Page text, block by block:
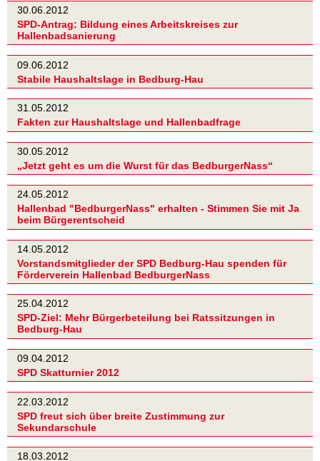
30.06.2012
SPD-Antrag: Bildung eines Arbeitskreises zur
Hallenbadsanierung
09.06.2012
Stabile Haushaltslage in Bedburg-Hau
31.05.2012
Fakten zur Haushaltslage und Hallenbadfrage
30.05.2012
„Jetzt geht es um die Wurst für das BedburgerNass“
24.05.2012
Hallenbad "BedburgerNass" erhalten - Stimmen Sie mit Ja
beim Bürgerentscheid
14.05.2012
Vorstandsmitglieder der SPD Bedburg-Hau spenden für
Förderverein Hallenbad BedburgerNass
25.04.2012
SPD-Ziel: Mehr Bürgerbeteilung bei Ratssitzungen in
Bedburg-Hau
09.04.2012
SPD Skatturnier 2012
22.03.2012
SPD freut sich über breite Zustimmung zur
Sekundarschule
18.03.2012